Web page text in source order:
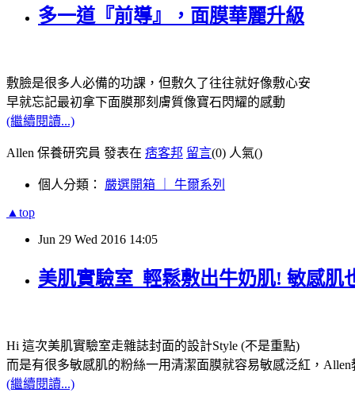
多一道『前導』，面膜華麗升級
敷臉是很多人必備的功課，但敷久了往往就好像敷心安
早就忘記最初拿下面膜那刻膚質像寶石閃耀的感動
(繼續閱讀...)
Allen 保養研究員 發表在 痞客邦 留言(0) 人氣()
個人分類： 嚴選開箱 ｜ 牛爾系列
▲top
Jun 29 Wed 2016 14:05
美肌實驗室_輕鬆敷出牛奶肌! 敏感肌
Hi 這次美肌實驗室走雜誌封面的設計Style (不是重點)
而是有很多敏感肌的粉絲一用清潔面膜就容易敏感泛紅，
(繼續閱讀...)